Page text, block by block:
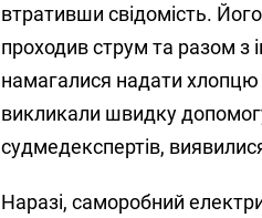
втративши свідомість.
проходив струм та разом з
намагалися надати
викликали швидку
судмедекспертів,
Наразі, саморобний